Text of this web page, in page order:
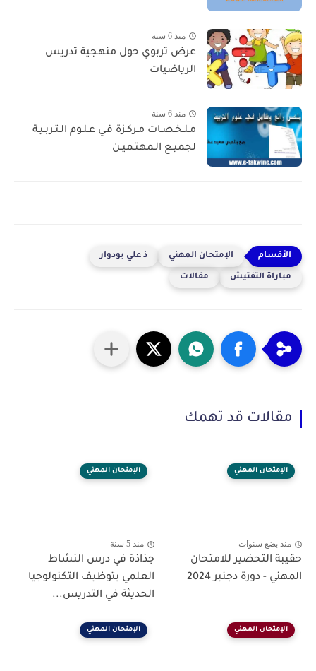
منذ 6 سنة
عرض تربوي حول منهجية تدريس
الرياضيات
منذ 6 سنة
مـلـخـصـات مـركـزة فـي عـلـوم الـتـربـيـة
لجميـع الـمهتـميـن
الإمتحان المهني ذ علي بودوار
مباراة التفتيش مقالات
مقالات قد تهمك
الإمتحان المهني
منذ بضع سنوات
حقيبة التحضير للامتحان
المهني - دورة دجنبر 2024
الإمتحان المهني
منذ 5 سنة
جذاذة في درس النشاط
العلمي بتوظيف التكنولوجيا
الحديثة في التدريس...
الإمتحان المهني الإمتحان المهني